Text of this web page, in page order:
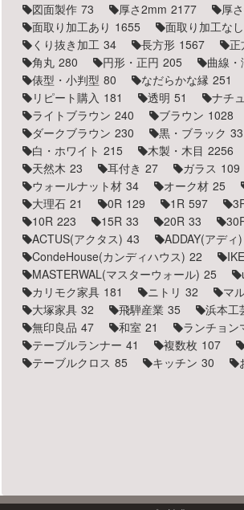
図面製作 73 厚さ2mm 2177 厚
面取り加工あり 1655 面取り加工なし
くり抜き加工 34 長方形 1567
角丸 280 円形・正円 205 曲線・
俵型・小判型 80 なだらかな縁 251
リピート購入 181 透明 51 ナチ
ライトブラウン 240 ブラウン 1028
ダークブラウン 230 黒・ブラック 33
白・ホワイト 215 木製・木目 2256
天然木 23 耳付き 27 ガラス 109
ウォールナット材 34 オーク材 25
大理石 21 0R 129 1R 597
10R 223 15R 33 20R 33
ACTUS(アクタス) 43 ADDAY(アディ)
CondeHouse(カンディハウス) 22
MASTERWAL(マスターウォール) 25
カリモク家具 181 ニトリ 32 マ
大塚家具 32 飛騨産業 35 浜本工
無印良品 47 和室 21 ランチョン
テーブルランナー 41 複数枚 107
テーブルクロス 85 キッチン 30